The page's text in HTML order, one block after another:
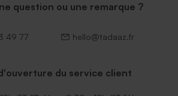
question ou une remarque ?
49 77 hello@tadaaz.fr
du service client